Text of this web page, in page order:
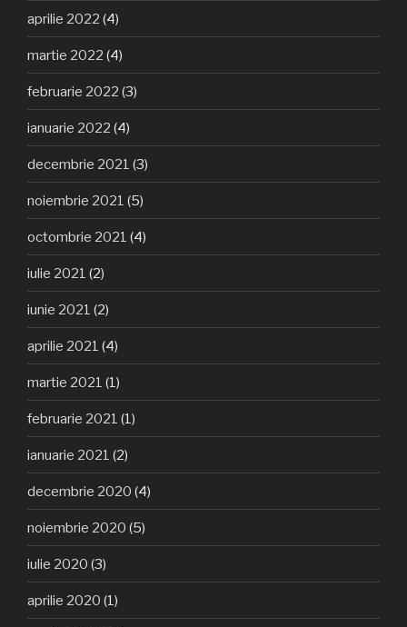
aprilie 2022 (4)
martie 2022 (4)
februarie 2022 (3)
ianuarie 2022 (4)
decembrie 2021 (3)
noiembrie 2021 (5)
octombrie 2021 (4)
iulie 2021 (2)
iunie 2021 (2)
aprilie 2021 (4)
martie 2021 (1)
februarie 2021 (1)
ianuarie 2021 (2)
decembrie 2020 (4)
noiembrie 2020 (5)
iulie 2020 (3)
aprilie 2020 (1)